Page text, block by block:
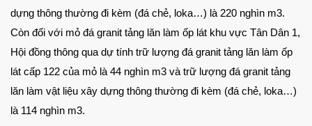
dựng thông thường đi kèm (đá chẻ, loka…) là 220 nghìn m3.
Còn đối với mỏ đá granit tảng lăn làm ốp lát khu vực Tân Dân 1,
Hội đồng thông qua dự tính trữ lượng đá granit tảng lăn làm ốp
lát cấp 122 của mỏ là 44 nghìn m3 và trữ lượng đá granit tảng
lăn làm vật liệu xây dựng thông thường đi kèm (đá chẻ, loka…)
là 114 nghìn m3.